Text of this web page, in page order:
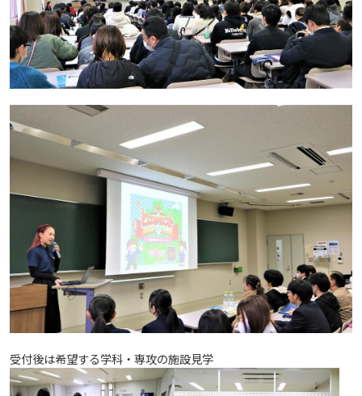
カリキュラム・ポリシー（2016～2019年度保健医
療・総合リハ・医療福祉・医療経営・看護）
薬・医療栄養）
カリキュラム・ポリシー（2015年度以前入学生）
カリキュラム・ポリシー（大学院対象）
ディプロマ・ポリシー（2016～2019年度入学生）
ディプロマ・ポリシー（2015年度以前入学生）
大学院ディプロマ・ポリシー（2024年度入学生）
大学院ディプロマ・ポリシー（2021～2023年度入
学生）
大学院ディプロマ・ポリシー（2020年度以前入学
生）
学長メッセージ
大学章と大学旗
UI（ユニバーシティ・アイデンティティ）
大学歌
学園・姉妹校のご案内
臨床教授制度について
教職課程について
自己点検・評価
大学機関別認証評価
薬学部薬学科の自己点検・評価について
理学療法士・作業療法士教員資格及び教育内容等の
自己評価書
大学院実践臨床心理学専攻 自己点検・評価報告書
大学院薬学研究科 自己点検・評価報告書
文部科学省への設置認可・届出書類・履行状況報
告書
高等教育の修学支援新制度
ガバナンス・コード
受講生授業アンケート結果
卒業生・進路先 調査結果
宿泊施設
東広島キャンパス
呉キャンパス
基盤教育センター
基盤教育センターでの教育活動・概要
講座のご案内
広国ドリル
入学予定者へのお知らせ
合格者の方へのメッセージ
入学準備学習プログラム
専門職連携教育センター
広国IPEとは
広国IPEの授業について
広国IPE用語集
情報メディアラーニングセンター
情報端末の必携化について
ICTサポート
図書館概要
利用案内
利用案内（学外利用者）
情報センター
学内ネットワークの概要
東広島キャンパス
ラーニング・コモンズ
トレーニングルーム
研究倫理
連携・協定について
研究情報の公開について（オプトアウト）
子ども向け体験講座 過去の開講コース
科目等履修生制度
広島国際大学Town＆Gownoffice東広島
健幸ステーション
広国市民大学
広国市民大学とは
広国市民大学（市民カレッジ）学生募集
広国市民大学（地域交流カレッジ）学生募集
広国市民大学 過去の開講コース
しあわせ健康センター
大学見学・体験をご希望の方（一般の団体様）
地域連携に関するご意見募集
学生短期海外研修
海外専門研修
国際交流イベント
アジア介護・福祉教育研修センター
JP（日本語） EN（英語） CH（中国語）
受付後は希望する学科・専攻の施設見学
2015
2014
2013
2012
2011
2010
2009